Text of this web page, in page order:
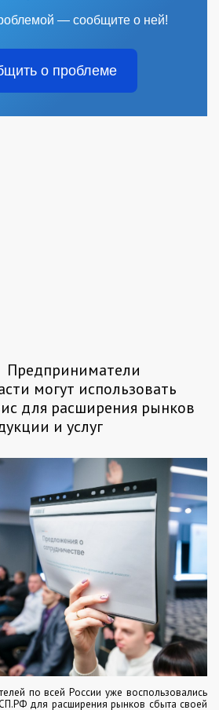
— сообщите о ней!
о проблеме
Предприниматели
могут использовать
для расширения рынков
и услуг
по всей России уже воспользовались
для расширения рынков сбыта своей